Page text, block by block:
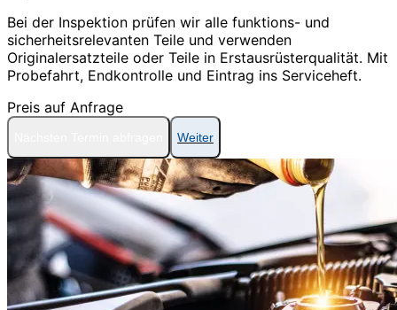
Bei der Inspektion prüfen wir alle funktions- und
sicherheitsrelevanten Teile und verwenden
Originalersatzteile oder Teile in Erstausrüsterqualität. Mit
Probefahrt, Endkontrolle und Eintrag ins Serviceheft.
Preis auf Anfrage
Weiter